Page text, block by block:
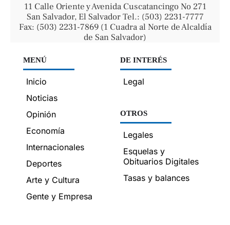
11 Calle Oriente y Avenida Cuscatancingo No 271
San Salvador, El Salvador Tel.: (503) 2231-7777
Fax: (503) 2231-7869 (1 Cuadra al Norte de Alcaldía
de San Salvador)
MENÚ
Inicio
Noticias
Opinión
Economía
Internacionales
Deportes
Arte y Cultura
Gente y Empresa
DE INTERÉS
Legal
OTROS
Legales
Esquelas y
Obituarios Digitales
Tasas y balances